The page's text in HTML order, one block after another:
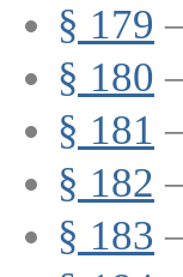
§ 179
§ 180
§ 181
§ 182
§ 183